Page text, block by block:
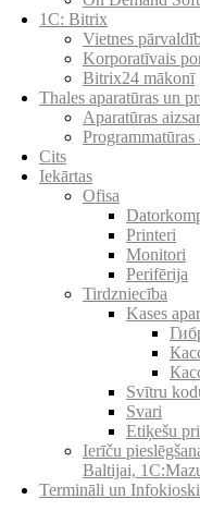
1C: Bitrix
Vietnes
Korporatīvais
Bitrix24 mākonī
Thales aparatūras un
Aparatūras
Cits
Iekārtas
Ofisa
Printeri
Monitori
Perifērija
Tirdzniecība
Kases
Svītru
Svari
Etiķešu
Ierīču
Baltijai,
Termināli un Infokioski